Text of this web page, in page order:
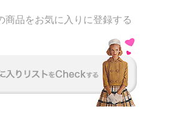
商品をお気に入りに登録する